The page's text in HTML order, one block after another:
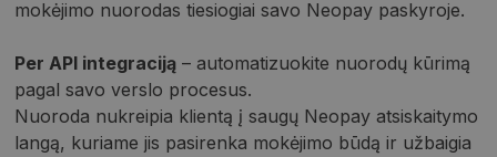
mokėjimo nuorodas tiesiogiai savo Neopay paskyroje.
Per API integraciją – automatizuokite nuorodų kūrimą
pagal savo verslo procesus.
Nuoroda nukreipia klientą į saugų Neopay atsiskaitymo
langą, kuriame jis pasirenka mokėjimo būdą ir užbaigia